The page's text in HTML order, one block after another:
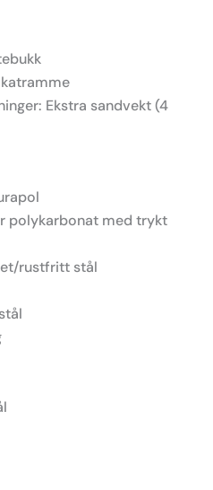
Ekstra sandvekt (4
polykarbonat med trykt
rustfritt stål